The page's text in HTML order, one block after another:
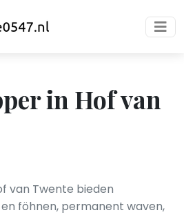
in Hof van
van Twente bieden
föhnen, permanent waven,